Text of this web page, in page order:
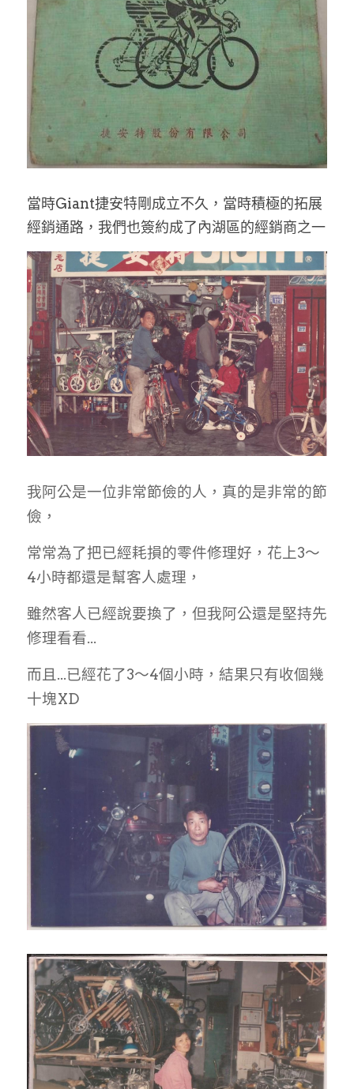
當時Giant捷安特剛成立不久，當時積極的拓展
經銷通路，我們也簽約成了內湖區的經銷商之一
我阿公是一位非常節儉的人，真的是非常的節
儉，
常常為了把已經耗損的零件修理好，花上3～
4小時都還是幫客人處理，
雖然客人已經說要換了，但我阿公還是堅持先
修理看看...
而且...已經花了3～4個小時，結果只有收個幾
十塊XD